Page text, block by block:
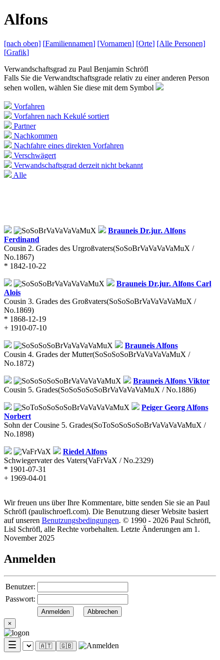
Alfons
[nach oben] [Familiennamen] [Vornamen] [Orte] [Alle Personen]
[Grafik]
Verwandschaftsgrad zu Paul Benjamin Schröfl
Falls Sie die Verwandtschaftsgrade relativ zu einer anderen Person
sehen wollen, wählen Sie diese mit dem Symbol
Vorfahren
Vorfahren nach Kekulé sortiert
Partner
Nachkommen
Nachfahre eines direkten Vorfahren
Verschwägert
Verwandschaftsgrad derzeit nicht bekannt
Alle
Brauneis Dr.jur. Alfons
Ferdinand
Cousin 2. Grades des Urgroßvaters(SoSoBrVaVaVaVaMuX /
No.1867)
* 1842-10-22
Brauneis Dr.jur. Alfons Carl
Alois
Cousin 3. Grades des Großvaters(SoSoSoBrVaVaVaVaMuX /
No.1869)
* 1868-12-19
+ 1910-07-10
Brauneis Alfons
Cousin 4. Grades der Mutter(SoSoSoSoBrVaVaVaVaMuX /
No.1872)
Brauneis Alfons Viktor
Cousin 5. Grades(SoSoSoSoSoBrVaVaVaVaMuX / No.1886)
Peiger Georg Alfons
Norbert
Sohn der Cousine 5. Grades(SoToSoSoSoSoBrVaVaVaVaMuX /
No.1898)
Riedel Alfons
Schwiegervater des Vaters(VaFrVaX / No.2329)
* 1901-07-31
+ 1969-04-01
Wir freuen uns über Ihre Kommentare, bitte senden Sie sie an Paul
Schröfl (paulischroefl.com). Die Benutzung dieser Website basiert
auf unseren Benutzungsbedingungen. © 1990 - 2026 Paul Schröfl,
Lisl Schröfl, alle Rechte vorbehalten. Letzte Änderungen am 1.
November 2025
Anmelden
Benutzer:
Passwort:
×
☰ 🇦🇹 🇬🇧